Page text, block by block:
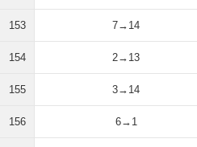
153 7→14
154 2→13
155 3→14
156 6→1